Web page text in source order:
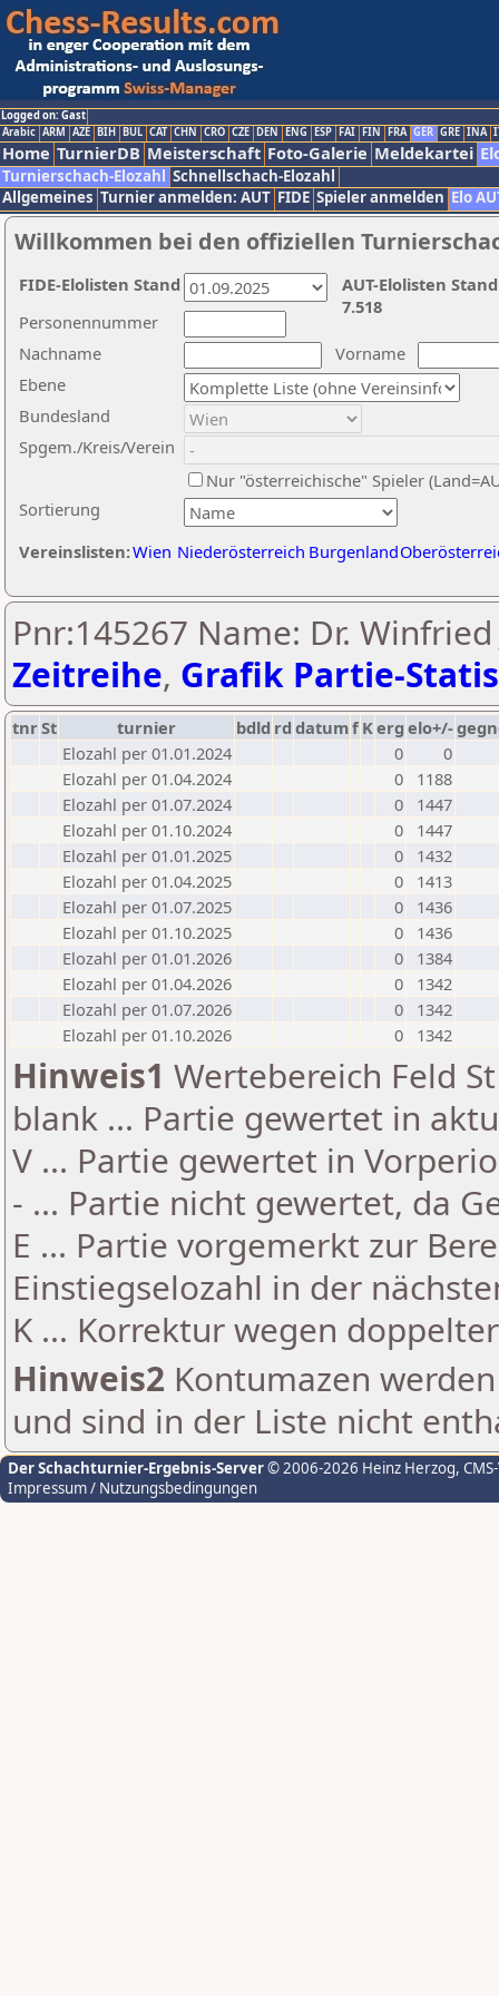
Logged on: Gast
Arabic ARM AZE BIH BUL CAT CHN CRO CZE DEN ENG ESP FAI FIN FRA GER GRE INA
Home TurnierDB Meisterschaft Foto-Galerie Meldekartei
Turnierschach-Elozahl Schnellschach-Elozahl
Allgemeines Turnier anmelden: AUT FIDE Spieler anmelden Elo
Willkommen bei den offiziellen
Nachname
Vorname
Ebene
Sortierung
Personennummer
Bundesland
Spgem./Kreis/Verein
Nur "österreichische" Spieler
Vereinslisten:Wien Niederösterreich Burgenland
AUT-Elolisten
7.518
FIDE-Elolisten Stand
Pnr:145267 Name: Dr. Winfried
Zeitreihe, Grafik Partie-
tnrSt turnier bdld rd datumf Kerg elo+/-
Elozahl per 01.01.2024
0
0
Elozahl per 01.04.2024
0
1188
Elozahl per 01.07.2024
0
1447
Elozahl per 01.10.2024
0
1447
Elozahl per 01.01.2025
0
1432
Elozahl per 01.04.2025
0
1413
Elozahl per 01.07.2025
0
1436
Elozahl per 01.10.2025
0
1436
Elozahl per 01.01.2026
0
1384
Elozahl per 01.04.2026
0
1342
Elozahl per 01.07.2026
0
1342
Elozahl per 01.10.2026
0 1342
Hinweis1 Wertebereich Feld
blank ... Partie gewertet in
V ... Partie gewertet in
- ... Partie nicht gewertet, da
E ... Partie vorgemerkt zur
Einstiegselozahl in der
K ... Korrektur wegen
Hinweis2 Kontumazen
und sind in der Liste nicht
Der Schachturnier-Ergebnis-Server© 2006-2026 Heinz Herzog,
Impressum / Nutzungsbedingungen